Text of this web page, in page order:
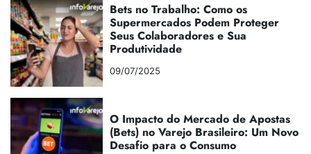
Bets no Trabalho: Como os
Supermercados Podem Proteger
Seus Colaboradores e Sua
Produtividade
09/07/2025
O Impacto do Mercado de Apostas
(Bets) no Varejo Brasileiro: Um Novo
Desafio para o Consumo